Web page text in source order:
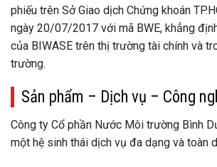
phiếu trên Sở Giao dịch Chứng khoán
ngày 20/07/2017 với mã BWE, khẳng
của BIWASE trên thị trường tài chính và
trường.
Sản phẩm – Dịch vụ – Công
Công ty Cổ phần Nước Môi trường Bình
một hệ sinh thái dịch vụ đa dạng và toàn